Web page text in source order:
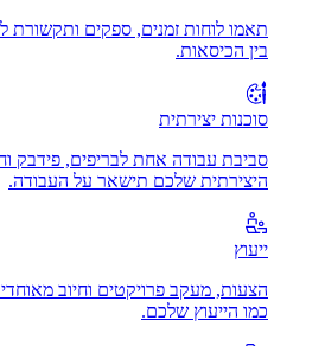
תאמו לוחות זמנים, ספקים ותקשורת
בין הכיסאות.
סוכנות יצירתית
סביבת עבודה אחת לבריפים, פידבק
היצירתית שלכם תישאר על העבודה.
ייעוץ
הצעות, מעקב פרויקטים וחיוב
כמו הייעוץ שלכם.